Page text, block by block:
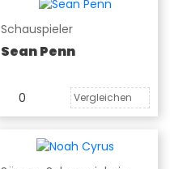
Schauspieler
Sean Penn
0 Vergleichen